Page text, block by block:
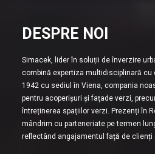
DESPRE NOI
Simacek, lider în soluții de înverzire
combină expertiza multidisciplinară cu
1942 cu sediul în Viena, compania
pentru acoperișuri și fațade verzi,
întreținerea spațiilor verzi. Prezenți în
mândrim cu parteneriate pe termen
reflectând angajamentul față de clienți